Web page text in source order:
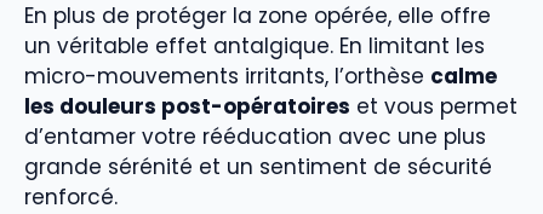
En plus de protéger la zone opérée, elle offre
un véritable effet antalgique. En limitant les
micro-mouvements irritants, l’orthèse calme
les douleurs post-opératoires et vous permet
d’entamer votre rééducation avec une plus
grande sérénité et un sentiment de sécurité
renforcé.